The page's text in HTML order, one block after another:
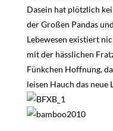
Dasein hat plötzlich
der Großen Pandas
Lebewesen existiert
mit der hässlichen
Fünkchen Hoffnung,
leisen Hauch das